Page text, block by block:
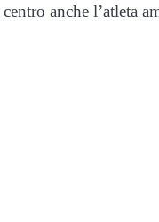
anche l’atleta